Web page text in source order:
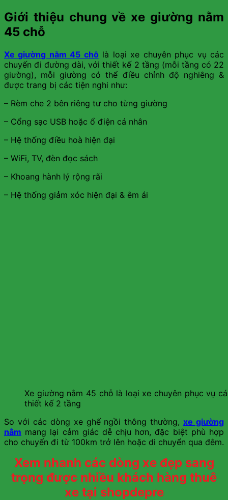
Giới thiệu chung về xe giường nằm
45 chỗ
Xe giường nằm 45 chỗ là loại xe chuyên phục vụ các
chuyến đi đường dài, với thiết kế 2 tầng (mỗi tầng có 22
giường), mỗi giường có thể điều chỉnh độ nghiêng &
được trang bị các tiện nghi như:
– Rèm che 2 bên riêng tư cho từng giường
– Cổng sạc USB hoặc ổ điện cá nhân
– Hệ thống điều hoà hiện đại
– WiFi, TV, đèn đọc sách
– Khoang hành lý rộng rãi
– Hệ thống giảm xóc hiện đại & êm ái
Xe giường nằm 45 chỗ là loại xe chuyên phục vụ
thiết kế 2 tầng
So với các dòng xe ghế ngồi thông thường,xe giường
nằm mang lại cảm giác dễ chịu hơn, đặc biệt phù hợp
cho chuyến đi từ 100km trở lên hoặc di chuyển qua đêm.
Xem nhanh các dòng xe đẹp sang
trọng được nhiều khách hàng thuê
xe tại shopdepre